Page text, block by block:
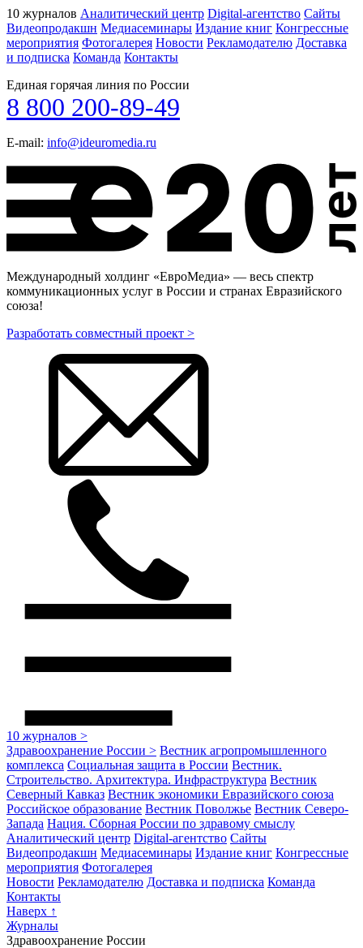
10 журналов Аналитический центр Digital-агентство Сайты
Видеопродакшн Медиасеминары Издание книг Конгрессные
мероприятия Фотогалерея Новости Рекламодателю Доставка
и подписка Команда Контакты
Единая горячая линия по России
8 800 200-89-49
E-mail: info@ideuromedia.ru
Международный холдинг «ЕвроМедиа» — весь спектр
коммуникационных услуг в России и странах Евразийского
союза!
Разработать совместный проект >
10 журналов >
Здравоохранение России > Вестник агропромышлен­ного
комплекса Социальная защита в России Вестник.
Строительство. Архитектура. Инфраструктура Вестник
Северный Кавказ Вестник экономики Евразийского союза
Российское образование Вестник Поволжье Вестник Северо-
Запада Нация. Сборная России по здравому смыслу
Аналитический центр Digital-агентство Сайты
Видеопродакшн Медиасеминары Издание книг Конгрессные
мероприятия Фотогалерея
Новости Рекламодателю Доставка и подписка Команда
Контакты
Наверх ↑
Журналы
Здравоохранение России